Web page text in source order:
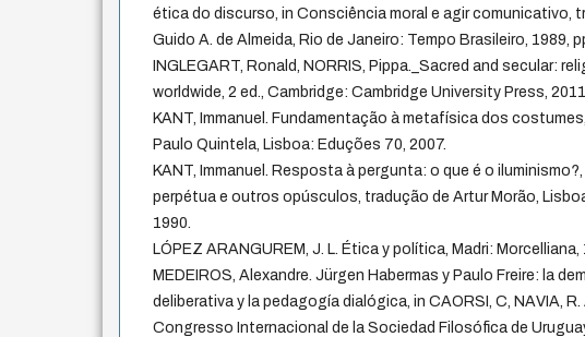
ética do discurso, in Consciência moral e agir comunicativo,
Guido A. de Almeida, Rio de Janeiro: Tempo Brasileiro, 1989,
INGLEGART, Ronald, NORRIS, Pippa._Sacred and secular:
worldwide, 2 ed., Cambridge: Cambridge University Press, 2011.
KANT, Immanuel. Fundamentação à metafísica dos
Paulo Quintela, Lisboa: Eduções 70, 2007.
KANT, Immanuel. Resposta à pergunta: o que é o
perpétua e outros opúsculos, tradução de Artur Morão,
1990.
LÓPEZ ARANGUREM, J. L. Ética y política, Madri: Morcelliana,
MEDEIROS, Alexandre. Jürgen Habermas y Paulo Freire: la
deliberativa y la pedagogía dialógica, in CAORSI, C, NAVIA, R.
Congresso Internacional de la Sociedad Filosófica de